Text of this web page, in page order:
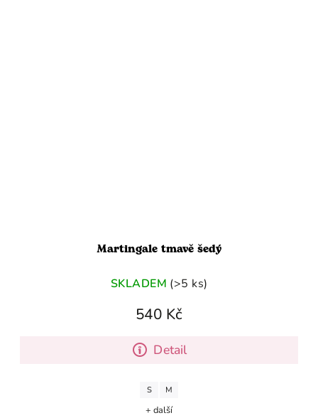
Martingale tmavě šedý
SKLADEM (>5 ks)
540 Kč
Detail
S M
+ další